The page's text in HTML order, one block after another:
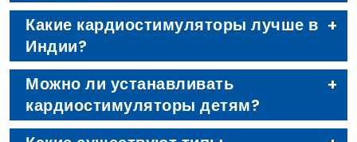
Какие кардиостимуляторы лучше в
Индии?
Можно ли устанавливать
кардиостимуляторы детям?